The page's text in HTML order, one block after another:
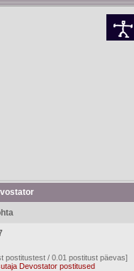
postitustest / 0.01 postitust päevas]
Devostator postitused